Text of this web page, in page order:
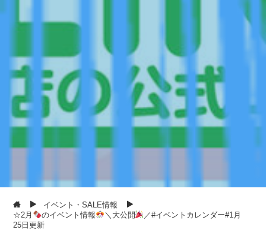
イベント・SALE情報
☆2月
のイベント情報 ＼大公開
／#イベントカレンダー#1月
25日更新